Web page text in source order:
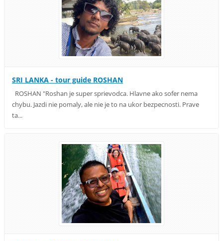
SRI LANKA - tour guide ROSHAN
ROSHAN "Roshan je super sprievodca. Hlavne ako sofer nema
chybu. Jazdi nie pomaly, ale nie je to na ukor bezpecnosti. Prave
ta...